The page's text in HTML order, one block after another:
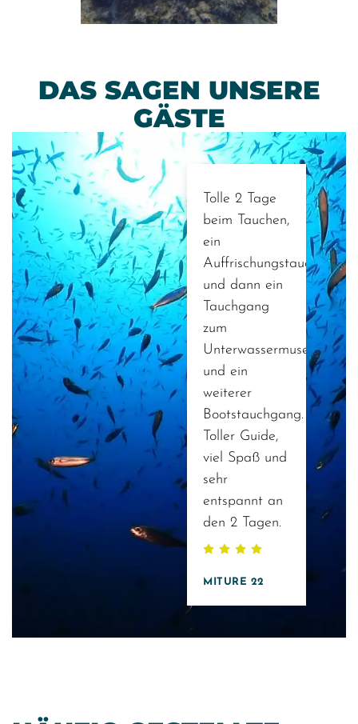
DAS SAGEN UNSERE
GÄSTE
Tolle 2 Tage
beim Tauchen,
ein
Auffrischungstauchgang
und dann ein
Tauchgang
zum
Unterwassermuseum
und ein
weiterer
Bootstauchgang.
Toller Guide,
viel Spaß und
sehr
entspannt an
den 2 Tagen.
MITURE 22